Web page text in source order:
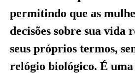
permitindo que as
decisões sobre sua vida
seus próprios termos,
relógio biológico. É